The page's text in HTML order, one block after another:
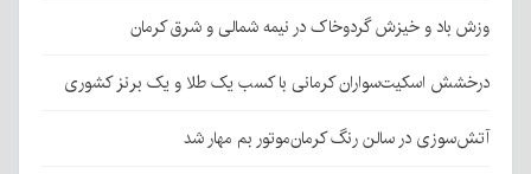
وزش باد و خیزش گردوخاک در نیمه شمالی و شرق کرمان
درخشش اسکیت‌سواران کرمانی با کسب یک طلا و یک برنز کشوری
آتش‌سوزی در سالن رنگ کرمان‌موتور بم مهار شد